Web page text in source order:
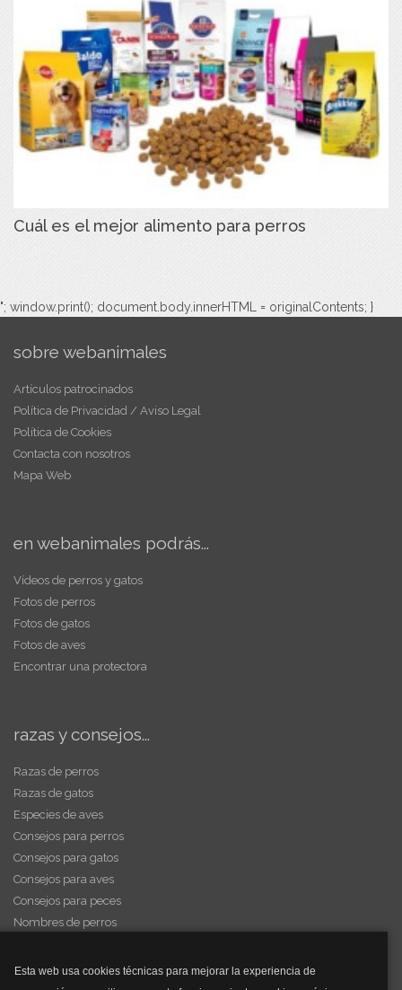
Esta web usa cookies técnicas para mejorar la experiencia de
Cuál es el mejor alimento para perros
"; window.print(); document.body.innerHTML = originalContents; }
sobre webanimales
Artículos patrocinados
Política de Privacidad / Aviso Legal
Política de Cookies
Contacta con nosotros
Mapa Web
en webanimales podrás...
Vídeos de perros y gatos
Fotos de perros
Fotos de gatos
Fotos de aves
Encontrar una protectora
razas y consejos...
Razas de perros
Razas de gatos
Especies de aves
Consejos para perros
Consejos para gatos
Consejos para aves
Consejos para peces
Nombres de perros